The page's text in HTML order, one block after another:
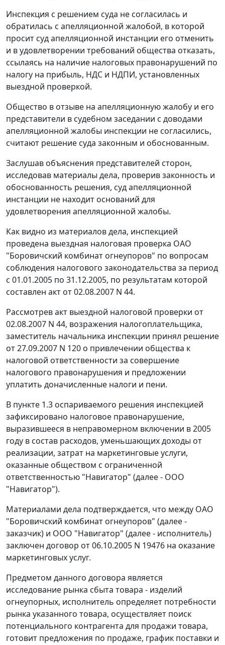
Инспекция с решением суда не согласилась и
обратилась с апелляционной жалобой, в которой
просит суд апелляционной инстанции его отменить
и в удовлетворении требований общества отказать,
ссылаясь на наличие налоговых правонарушений по
налогу на прибыль, НДС и НДПИ, установленных
выездной проверкой.
Общество в отзыве на апелляционную жалобу и его
представители в судебном заседании с доводами
апелляционной жалобы инспекции не согласились,
считают решение суда законным и обоснованным.
Заслушав объяснения представителей сторон,
исследовав материалы дела, проверив законность и
обоснованность решения, суд апелляционной
инстанции не находит оснований для
удовлетворения апелляционной жалобы.
Как видно из материалов дела, инспекцией
проведена выездная налоговая проверка ОАО
"Боровичский комбинат огнеупоров" по вопросам
соблюдения налогового законодательства за период
с 01.01.2005 по 31.12.2005, по результатам которой
составлен акт от 02.08.2007 N 44.
Рассмотрев акт выездной налоговой проверки от
02.08.2007 N 44, возражения налогоплательщика,
заместитель начальника инспекции принял решение
от 27.09.2007 N 120 о привлечении общества к
налоговой ответственности за совершение
налогового правонарушения и предложении
уплатить доначисленные налоги и пени.
В пункте 1.3 оспариваемого решения инспекцией
зафиксировано налоговое правонарушение,
выразившееся в неправомерном включении в 2005
году в состав расходов, уменьшающих доходы от
реализации, затрат на маркетинговые услуги,
оказанные обществом с ограниченной
ответственностью "Навигатор" (далее - ООО
"Навигатор").
Материалами дела подтверждается, что между ОАО
"Боровичский комбинат огнеупоров" (далее -
заказчик) и ООО "Навигатор" (далее - исполнитель)
заключен договор от 06.10.2005 N 19476 на оказание
маркетинговых услуг.
Предметом данного договора является
исследование рынка сбыта товара - изделий
огнеупорных, исполнитель определяет потребности
рынка указанного товара, осуществляет поиск
потенциального контрагента для продажи товара,
готовит предложения по продаже, график поставки и